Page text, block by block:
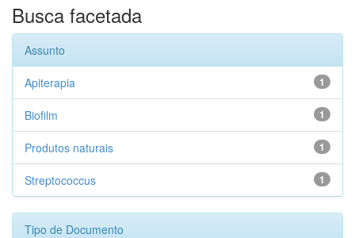
Busca facetada
Assunto
1
Apiterapia
1
Biofilm
1
Produtos naturais
1
Streptococcus
Tipo de Documento